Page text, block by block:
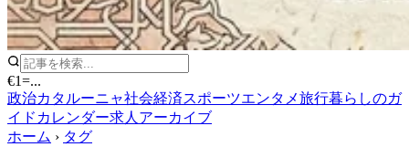
€1=...
政治カタルーニャ社会経済スポーツエンタメ旅行暮らしのガ
イド カレンダー求人 アーカイブ
ホーム › タグ